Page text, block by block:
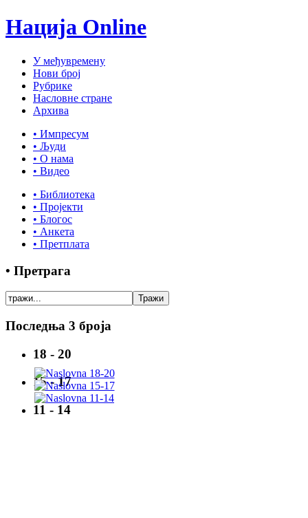
Нација Online
У међувремену
Нови број
Рубрике
Насловне стране
Архива
• Импресум
• Људи
• О нама
• Видео
• Библиотека
• Пројекти
• Блогос
• Анкета
• Претплата
• Претрага
Последња 3 броја
18 - 20
15 - 17
11 - 14